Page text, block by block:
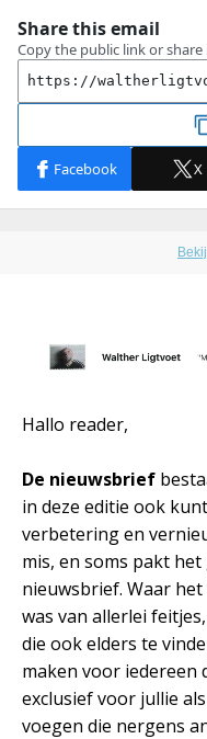
Hallo reader,
De nieuwsbrief
in deze editie ook
verbetering en
mis, en soms pakt
nieuwsbrief. Waar
was van allerlei
die ook elders te
maken voor iedereen
exclusief voor jullie
voegen die nergens